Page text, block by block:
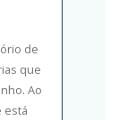
de
que
Ao
está